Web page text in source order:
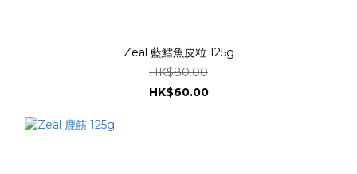
Zeal 藍鱈魚皮粒 125g
HK$80.00
HK$60.00